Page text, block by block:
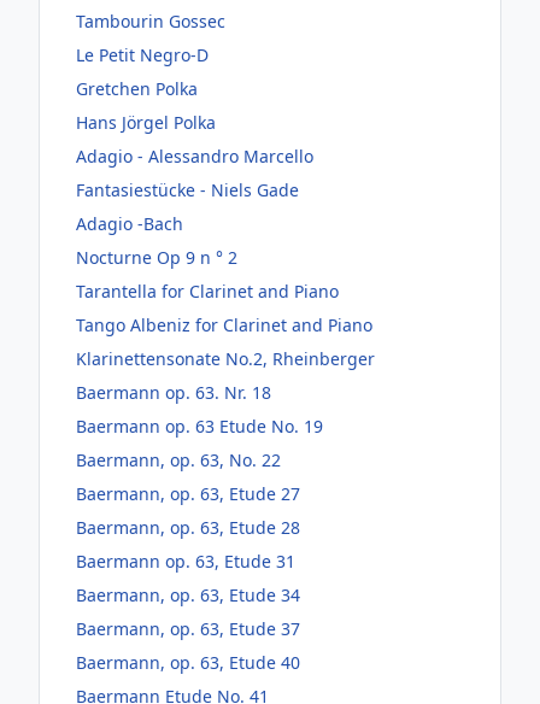
Tambourin Gossec
Le Petit Negro-D
Gretchen Polka
Hans Jörgel Polka
Adagio - Alessandro Marcello
Fantasiestücke - Niels Gade
Adagio -Bach
Nocturne Op 9 n ° 2
Tarantella for Clarinet and Piano
Tango Albeniz for Clarinet and Piano
Klarinettensonate No.2, Rheinberger
Baermann op. 63. Nr. 18
Baermann op. 63 Etude No. 19
Baermann, op. 63, No. 22
Baermann, op. 63, Etude 27
Baermann, op. 63, Etude 28
Baermann op. 63, Etude 31
Baermann, op. 63, Etude 34
Baermann, op. 63, Etude 37
Baermann, op. 63, Etude 40
Baermann Etude No. 41